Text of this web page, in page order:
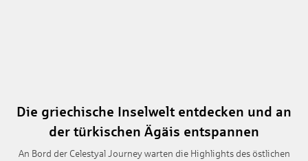
Die griechische Inselwelt entdecken und an
der türkischen Ägäis entspannen
An Bord der Celestyal Journey warten die Highlights des östlichen